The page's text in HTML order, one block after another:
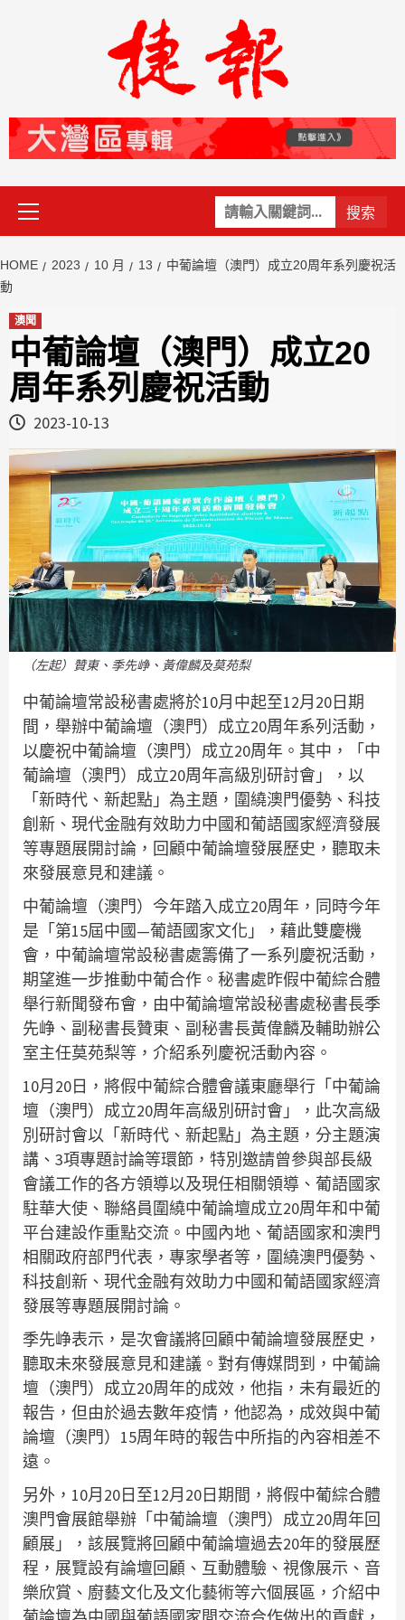
關
鍵
Primary
Menu
HOME 2023 10 月 13
中葡論壇（澳門）成立20周年系列慶祝活
動
澳聞
中葡論壇（澳門）成立20
周年系列慶祝活動
2023-10-13
（左起）贊東、季先峥、黃偉麟及莫苑梨
中葡論壇常設秘書處將於10月中起至12月20日期
間，舉辦中葡論壇（澳門）成立20周年系列活動，
以慶祝中葡論壇（澳門）成立20周年。其中，「中
葡論壇（澳門）成立20周年高級別研討會」，以
「新時代、新起點」為主題，圍繞澳門優勢、科技
創新、現代金融有效助力中國和葡語國家經濟發展
等專題展開討論，回顧中葡論壇發展歷史，聽取未
來發展意見和建議。
中葡論壇（澳門）今年踏入成立20周年，同時今年
是「第15屆中國—葡語國家文化」，藉此雙慶機
會，中葡論壇常設秘書處籌備了一系列慶祝活動，
期望進一步推動中葡合作。秘書處昨假中葡綜合體
舉行新聞發布會，由中葡論壇常設秘書處秘書長季
先峥、副秘書長贊東、副秘書長黃偉麟及輔助辦公
室主任莫苑梨等，介紹系列慶祝活動內容。
10月20日，將假中葡綜合體會議東廳舉行「中葡論
壇（澳門）成立20周年高級別研討會」，此次高級
別研討會以「新時代、新起點」為主題，分主題演
講、3項專題討論等環節，特別邀請曾參與部長級
會議工作的各方領導以及現任相關領導、葡語國家
駐華大使、聯絡員圍繞中葡論壇成立20周年和中葡
平台建設作重點交流。中國內地、葡語國家和澳門
相關政府部門代表，專家學者等，圍繞澳門優勢、
科技創新、現代金融有效助力中國和葡語國家經濟
發展等專題展開討論。
季先峥表示，是次會議將回顧中葡論壇發展歷史，
聽取未來發展意見和建議。對有傳媒問到，中葡論
壇（澳門）成立20周年的成效，他指，未有最近的
報告，但由於過去數年疫情，他認為，成效與中葡
論壇（澳門）15周年時的報告中所指的內容相差不
遠。
另外，10月20日至12月20日期間，將假中葡綜合體
澳門會展館舉辦「中葡論壇（澳門）成立20周年回
顧展」，該展覽將回顧中葡論壇過去20年的發展歷
程，展覽設有論壇回顧、互動體驗、視像展示、音
樂欣賞、廚藝文化及文化藝術等六個展區，介紹中